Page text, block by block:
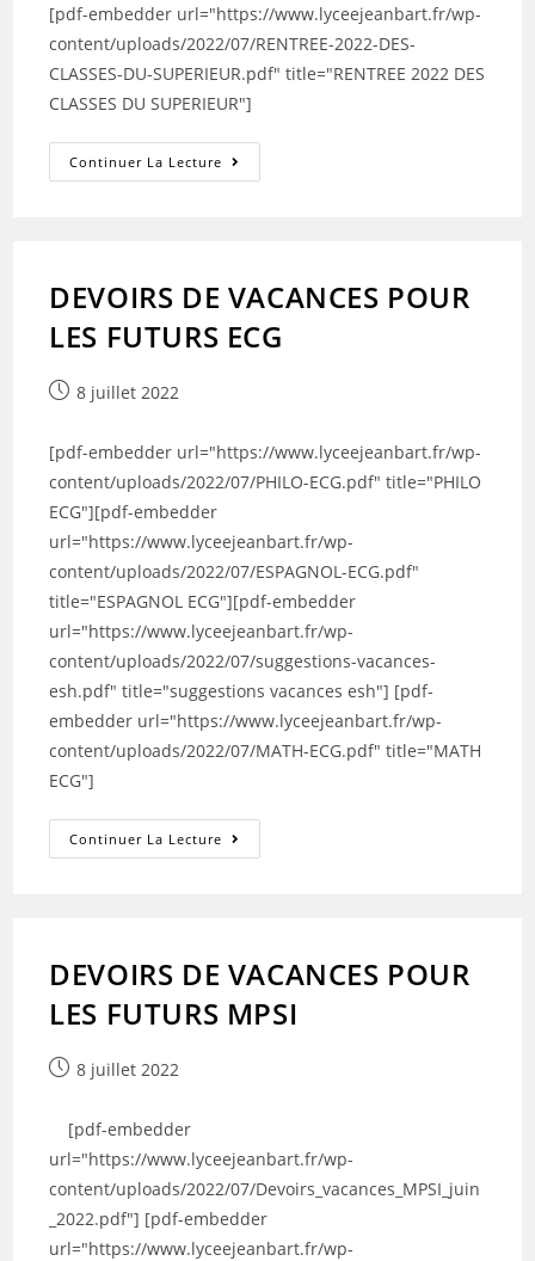
[pdf-embedder url="https://www.lyceejeanbart.fr/wp-
content/uploads/2022/07/RENTREE-2022-DES-
CLASSES-DU-SUPERIEUR.pdf" title="RENTREE 2022 DES
CLASSES DU SUPERIEUR"]
Continuer La Lecture RENTREE
2022-
DEVOIRS DE VACANCES POUR
LES FUTURS ECG
Publication
8 juillet 2022
[pdf-embedder url="https://www.lyceejeanbart.fr/wp-
content/uploads/2022/07/PHILO-ECG.pdf" title="PHILO
ECG"][pdf-embedder
url="https://www.lyceejeanbart.fr/wp-
content/uploads/2022/07/ESPAGNOL-ECG.pdf"
title="ESPAGNOL ECG"][pdf-embedder
url="https://www.lyceejeanbart.fr/wp-
content/uploads/2022/07/suggestions-vacances-
esh.pdf" title="suggestions vacances esh"] [pdf-
embedder url="https://www.lyceejeanbart.fr/wp-
content/uploads/2022/07/MATH-ECG.pdf" title="MATH
ECG"]
Continuer La Lecture DEVOIRS
DE
DEVOIRS DE VACANCES POUR
LES FUTURS MPSI
Publication
8 juillet 2022
[pdf-embedder
url="https://www.lyceejeanbart.fr/wp-
content/uploads/2022/07/Devoirs_vacances_MPSI_juin
_2022.pdf"] [pdf-embedder
url="https://www.lyceejeanbart.fr/wp-